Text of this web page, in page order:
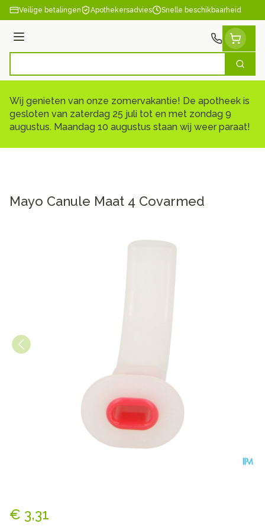
Ga naar de inhoud
Veilige betalingen Apothekersadvies Snelle beschikbaarheid
Menu
Zoek
Wij genieten van onze zomervakantie! De apotheek is
gesloten van zaterdag 25 juli tot en met zondag 9
augustus. Maandag 10 augustus staan wij weer paraat!
Mayo Canule Maat 4 Covarmed
€ 3,31